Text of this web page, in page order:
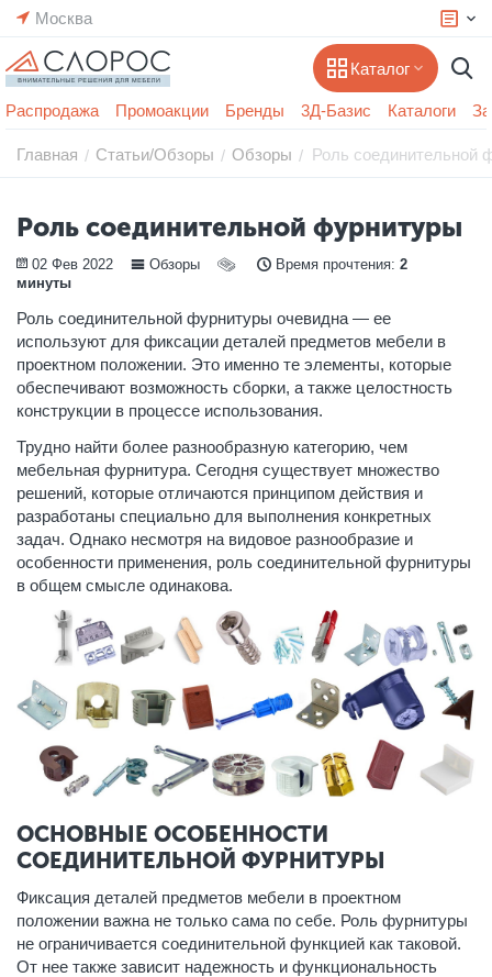
Москва
Каталог
Распродажа Промоакции Бренды 3Д-Базис Каталоги
Главная / Статьи/Обзоры / Обзоры / Роль соединительной
Роль соединительной фурнитуры
02 Фев 2022 Обзоры Время прочтения: 2
минуты
Роль соединительной фурнитуры очевидна — ее
используют для фиксации деталей предметов мебели в
проектном положении. Это именно те элементы, которые
обеспечивают возможность сборки, а также целостность
конструкции в процессе использования.
Трудно найти более разнообразную категорию, чем
мебельная фурнитура. Сегодня существует множество
решений, которые отличаются принципом действия и
разработаны специально для выполнения конкретных
задач. Однако несмотря на видовое разнообразие и
особенности применения, роль соединительной фурнитуры
в общем смысле одинакова.
ОСНОВНЫЕ ОСОБЕННОСТИ
СОЕДИНИТЕЛЬНОЙ ФУРНИТУРЫ
Фиксация деталей предметов мебели в проектном
положении важна не только сама по себе. Роль фурнитуры
не ограничивается соединительной функцией как таковой.
От нее также зависит надежность и функциональность